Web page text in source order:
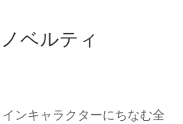
ベルティ
ンキャラクターにちなむ全